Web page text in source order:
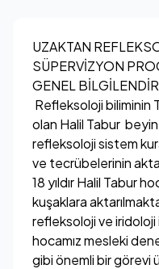
UZAKTAN
SÜPERVİZYON
GENEL
Refleksoloji biliminin
olan Halil Tabur
refleksoloji sistem
ve tecrübelerinin
18 yıldır Halil Tabur
kuşaklara
refleksoloji ve iridoloji
hocamız mesleki
gibi önemli bir görevi